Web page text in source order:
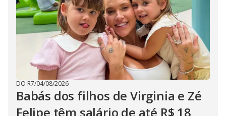
DO R7/04/08/2026
Babás dos filhos de Virginia e Zé
Felipe têm salário de até R$ 18